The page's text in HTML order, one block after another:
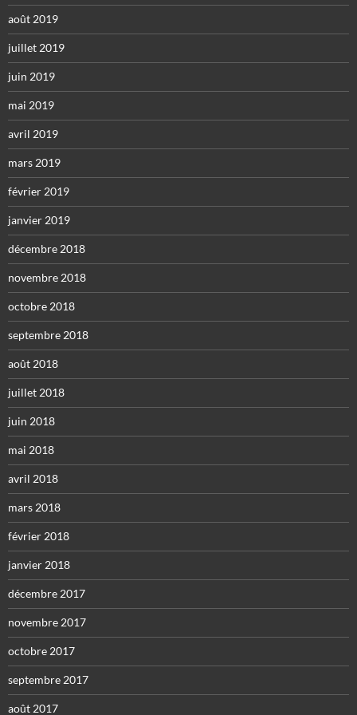
août 2019
juillet 2019
juin 2019
mai 2019
avril 2019
mars 2019
février 2019
janvier 2019
décembre 2018
novembre 2018
octobre 2018
septembre 2018
août 2018
juillet 2018
juin 2018
mai 2018
avril 2018
mars 2018
février 2018
janvier 2018
décembre 2017
novembre 2017
octobre 2017
septembre 2017
août 2017